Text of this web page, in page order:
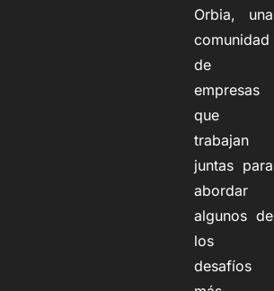
Orbia, una
comunidad
de
empresas
que
trabajan
juntas para
abordar
algunos de
los
desafíos